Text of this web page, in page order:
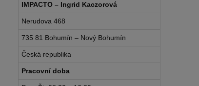
IMPACTO – Ingrid Kaczorová
Nerudova 468
735 81 Bohumín – Nový Bohumín
Česká republika
Pracovní doba